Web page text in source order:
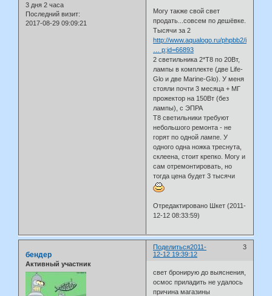
3 дня 2 часа
Последний визит:
2017-08-29 09:09:21
Могу также свой свет
продать...совсем по дешёвке.
Тысячи за 2
http://www.aqualogo.ru/phpbb2/
… p;id=66893
2 светильника 2*Т8 по 20Вт,
лампы в комплекте (две Life-
Glo и две Marine-Glo). У меня
стояли почти 3 месяца + МГ
прожектор на 150Вт (без
лампы), с ЭПРА
Т8 светильники требуют
небольшого ремонта - не
горят по одной лампе. У
одного одна ножка треснута,
склеена, стоит крепко. Могу и
сам отремонтировать, но
тогда цена будет 3 тысячи
Отредактировано Шкет (2011-
12-12 08:33:59)
Поделиться 3
2011-
12-12 19:39:12
бендер
Активный участник
свет бронирую до выяснения,
осмос приладить не удалось
причина магазины